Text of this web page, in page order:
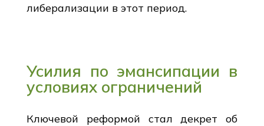
либерализации в этот период.
Усилия по эмансипации в
условиях ограничений
Ключевой реформой стал декрет об